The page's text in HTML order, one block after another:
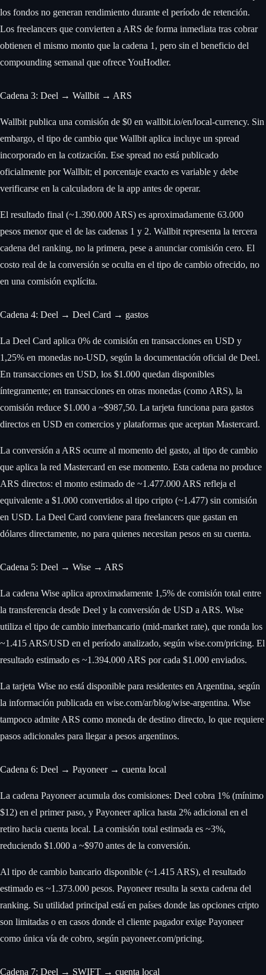
los fondos no generan rendimiento durante el período de retención.
Los freelancers que convierten a ARS de forma inmediata tras cobrar
obtienen el mismo monto que la cadena 1, pero sin el beneficio del
compounding semanal que ofrece YouHodler.
Cadena 3: Deel → Wallbit → ARS
Wallbit publica una comisión de $0 en wallbit.io/en/local-currency. Sin
embargo, el tipo de cambio que Wallbit aplica incluye un spread
incorporado en la cotización. Ese spread no está publicado
oficialmente por Wallbit; el porcentaje exacto es variable y debe
verificarse en la calculadora de la app antes de operar.
El resultado final (~1.390.000 ARS) es aproximadamente 63.000
pesos menor que el de las cadenas 1 y 2. Wallbit representa la tercera
cadena del ranking, no la primera, pese a anunciar comisión cero. El
costo real de la conversión se oculta en el tipo de cambio ofrecido, no
en una comisión explícita.
Cadena 4: Deel → Deel Card → gastos
La Deel Card aplica 0% de comisión en transacciones en USD y
1,25% en monedas no-USD, según la documentación oficial de Deel.
En transacciones en USD, los $1.000 quedan disponibles
íntegramente; en transacciones en otras monedas (como ARS), la
comisión reduce $1.000 a ~$987,50. La tarjeta funciona para gastos
directos en USD en comercios y plataformas que aceptan Mastercard.
La conversión a ARS ocurre al momento del gasto, al tipo de cambio
que aplica la red Mastercard en ese momento. Esta cadena no produce
ARS directos: el monto estimado de ~1.477.000 ARS refleja el
equivalente a $1.000 convertidos al tipo cripto (~1.477) sin comisión
en USD. La Deel Card conviene para freelancers que gastan en
dólares directamente, no para quienes necesitan pesos en su cuenta.
Cadena 5: Deel → Wise → ARS
La cadena Wise aplica aproximadamente 1,5% de comisión total entre
la transferencia desde Deel y la conversión de USD a ARS. Wise
utiliza el tipo de cambio interbancario (mid-market rate), que ronda los
~1.415 ARS/USD en el período analizado, según wise.com/pricing. El
resultado estimado es ~1.394.000 ARS por cada $1.000 enviados.
La tarjeta Wise no está disponible para residentes en Argentina, según
la información publicada en wise.com/ar/blog/wise-argentina. Wise
tampoco admite ARS como moneda de destino directo, lo que requiere
pasos adicionales para llegar a pesos argentinos.
Cadena 6: Deel → Payoneer → cuenta local
La cadena Payoneer acumula dos comisiones: Deel cobra 1% (mínimo
$12) en el primer paso, y Payoneer aplica hasta 2% adicional en el
retiro hacia cuenta local. La comisión total estimada es ~3%,
reduciendo $1.000 a ~$970 antes de la conversión.
Al tipo de cambio bancario disponible (~1.415 ARS), el resultado
estimado es ~1.373.000 pesos. Payoneer resulta la sexta cadena del
ranking. Su utilidad principal está en países donde las opciones cripto
son limitadas o en casos donde el cliente pagador exige Payoneer
como única vía de cobro, según payoneer.com/pricing.
Cadena 7: Deel → SWIFT → cuenta local